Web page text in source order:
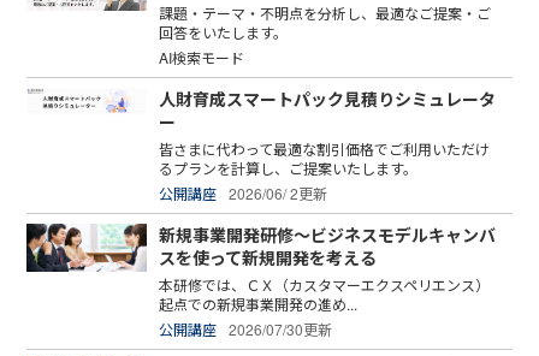
課題・テーマ・不明点を分析し、最適なご提案・ご
回答をいたします。
AI検索モード
人財育成スマートパック見積りシミュレータ
ー
皆さまに代わって最適な割引価格でご利用いただけ
るプランを計算し、ご提案いたします。
公開講座 2026/06/ 2更新
新規事業開発研修～ビジネスモデルキャンバ
スを使って新規開発を考える
本研修では、ＣＸ（カスタマーエクスペリエンス）
起点での新規事業開発の進め...
公開講座 2026/07/30更新